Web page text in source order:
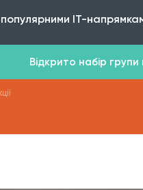
популярними IT-
Відкрито набір